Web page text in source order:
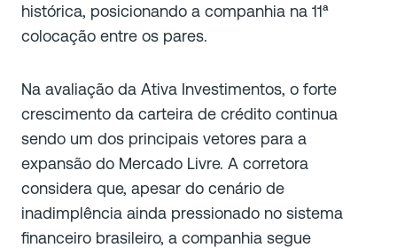
histórica, posicionando a companhia na 11ª
colocação entre os pares.
Na avaliação da Ativa Investimentos, o forte
crescimento da carteira de crédito continua
sendo um dos principais vetores para a
expansão do Mercado Livre. A corretora
considera que, apesar do cenário de
inadimplência ainda pressionado no sistema
financeiro brasileiro, a companhia segue